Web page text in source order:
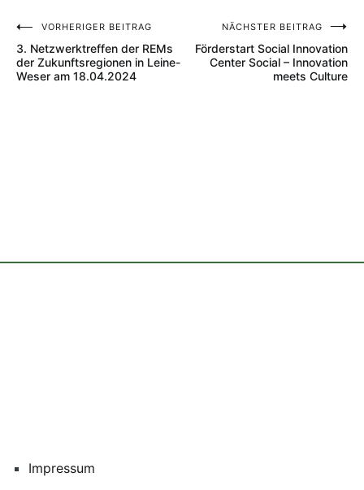
Beitragsnavigation
VORHERIGER BEITRAG
3. Netzwerktreffen der REMs
der Zukunftsregionen in Leine-
Weser am 18.04.2024
NÄCHSTER BEITRAG
Förderstart Social Innovation
Center Social – Innovation
meets Culture
Impressum